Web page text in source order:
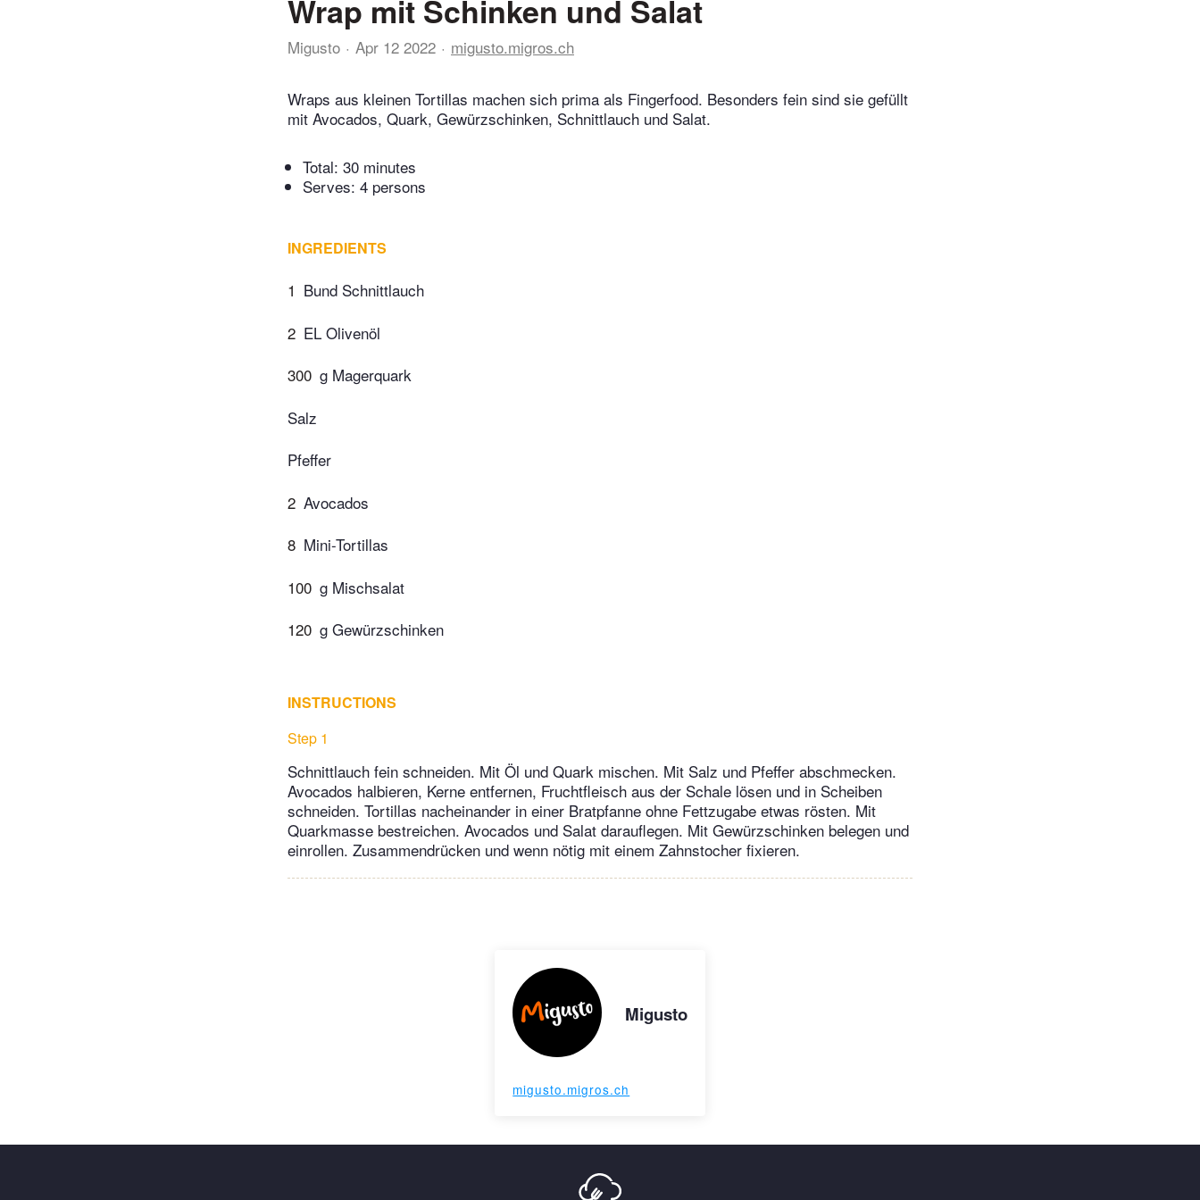
Wrap mit Schinken und Salat
Migusto Apr 12 2022 migusto.migros.ch
Wraps aus kleinen Tortillas machen sich prima als Fingerfood. Besonders fein sind sie gefüllt
mit Avocados, Quark, Gewürzschinken, Schnittlauch und Salat.
Total: 30 minutes
Serves: 4 persons
INGREDIENTS
1 Bund Schnittlauch
2 EL Olivenöl
300 g Magerquark
Salz
Pfeffer
2 Avocados
8 Mini-Tortillas
100 g Mischsalat
120 g Gewürzschinken
INSTRUCTIONS
Step 1
Schnittlauch fein schneiden. Mit Öl und Quark mischen. Mit Salz und Pfeffer abschmecken.
Avocados halbieren, Kerne entfernen, Fruchtfleisch aus der Schale lösen und in Scheiben
schneiden. Tortillas nacheinander in einer Bratpfanne ohne Fettzugabe etwas rösten. Mit
Quarkmasse bestreichen. Avocados und Salat darauflegen. Mit Gewürzschinken belegen und
einrollen. Zusammendrücken und wenn nötig mit einem Zahnstocher fixieren.
Migusto
migusto.migros.ch